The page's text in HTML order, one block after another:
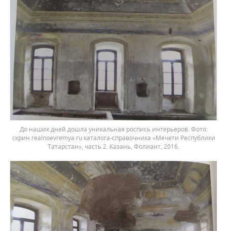
До наших дней дошла уникальная роспись интерьеров. Фото:
скрин realnoevremya.ru каталога-справочника «Мечети Республики
Татарстан», часть 2. Казань, Фолиант, 2016.